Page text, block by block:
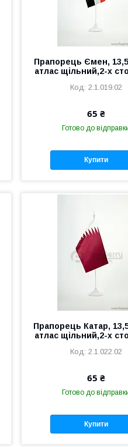
Прапорець Ємен,
атлас щільний,2-х
2.1.019.02
65 ₴
Готово до
Купити
Прапорець Катар,
атлас щільний,2-х
2.1.022.02
65 ₴
Готово до
Купити